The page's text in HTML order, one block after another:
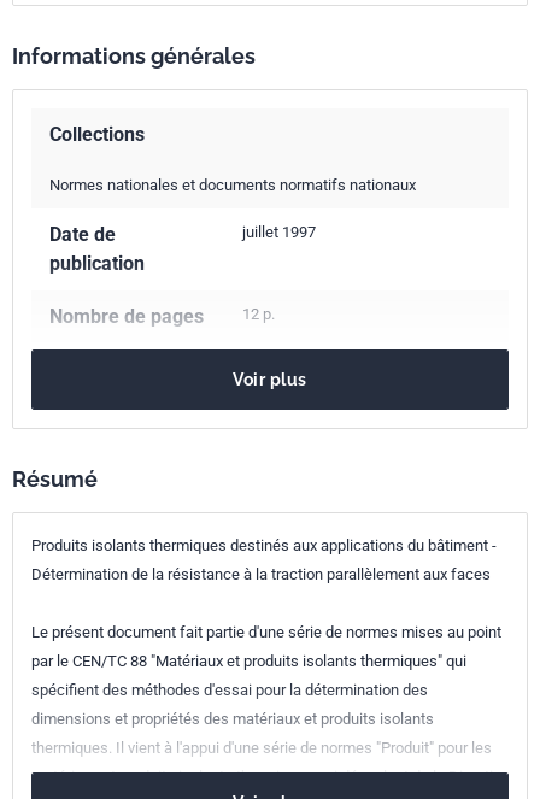
Informations générales
Collections
Normes nationales et documents normatifs nationaux
Date de
publication
juillet 1997
Nombre de pages 12 p.
Codes ICS
91.100.60
classement
Parenté
européenne
EN 1608:1996
Voir plus
Résumé
Produits isolants thermiques destinés aux applications du bâtiment -
Détermination de la résistance à la traction parallèlement aux faces
Le présent document fait partie d'une série de normes mises au point
par le CEN/TC 88 "Matériaux et produits isolants thermiques" qui
spécifient des méthodes d'essai pour la détermination des
dimensions et propriétés des matériaux et produits isolants
thermiques. Il vient à l'appui d'une série de normes "Produit" pour les
matériaux et produits isolants thermiques qui découlent de la Directive